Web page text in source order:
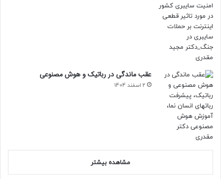
عقب ماندگی در رباتیک و هوش مصنوعی
2 اسفند 1404
مشاهده بیشتر